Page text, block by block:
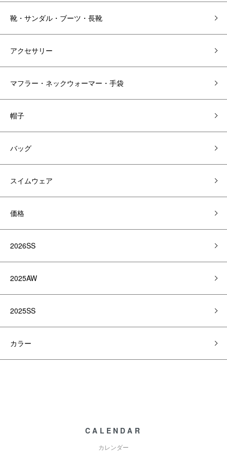
靴・サンダル・ブーツ・長靴
アクセサリー
マフラー・ネックウォーマー・手袋
帽子
バッグ
スイムウェア
価格
2026SS
2025AW
2025SS
カラー
CALENDAR
カレンダー